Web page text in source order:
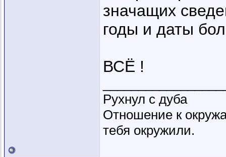
значащих
годы и даты
ВСЁ !
Рухнул с дуба
Отношение к
тебя окружили.